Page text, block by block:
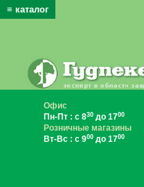
x
≡ каталог
Офис
Пн-Пт : с 830 до 1700
Розничные магазины
Вт-Вс : с 900 до 1700